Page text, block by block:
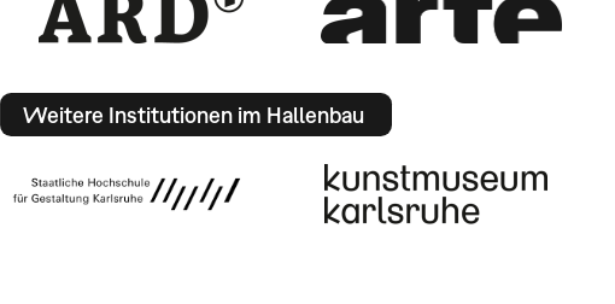
Weitere Institutionen im Hallenbau